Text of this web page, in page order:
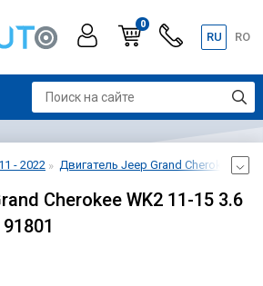
0
RU RO
- 2022 Двигатель Jeep Grand Cherokee
Cherokee WK2 11-15 3.6